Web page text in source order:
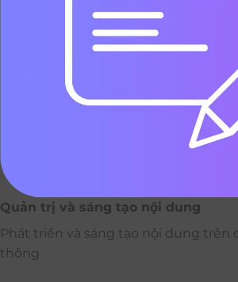
Quản trị và sáng tạo nội dung
Phát triển và sáng tạo nội dung trên
thông